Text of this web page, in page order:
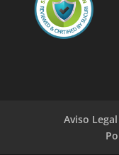
Aviso Legal